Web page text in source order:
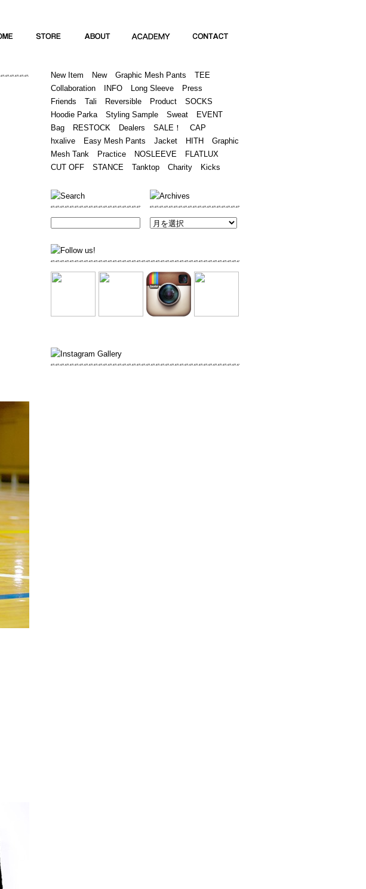
New Item New Graphic Mesh Pants
TEE
Collaboration
INFO Long Sleeve
Press
Friends
Tali Reversible Product
SOCKS
Hoodie Parka
Styling Sample Sweat
EVENT
Bag
RESTOCK Dealers SALE！
CAP
hxalive
Easy Mesh Pants Jacket HITH
Graphic
Mesh Tank
Practice NOSLEEVE
FLATLUX
CUT OFF
STANCE Tanktop Charity Kicks